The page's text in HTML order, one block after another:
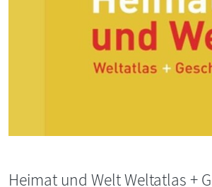
Heimat und Welt Weltatlas +